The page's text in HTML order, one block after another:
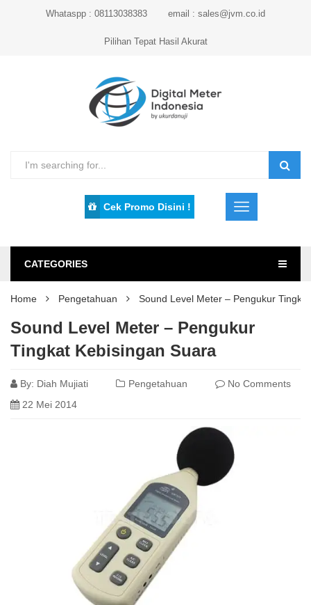
Whataspp : 08113038383 email : sales@jvm.co.id
Pilihan Tepat Hasil Akurat
Cek Promo Disini !
CATEGORIES
Home Pengetahuan Sound Level Meter – Pengukur
Sound Level Meter – Pengukur
Tingkat Kebisingan Suara
By: Diah Mujiati Pengetahuan
No Comments
22 Mei 2014